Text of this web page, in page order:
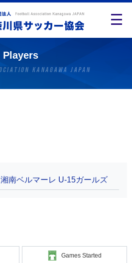
Players
湘南ベルマーレ U-15ガールズ
Games Started